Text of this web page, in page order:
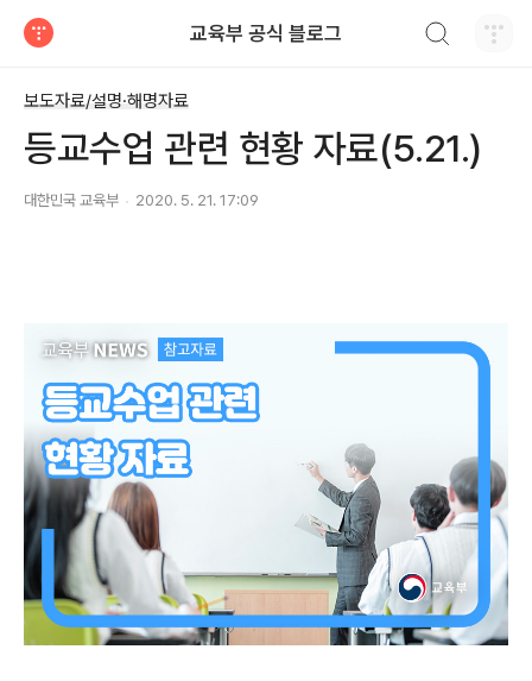
교육부 공식 블로그
보도자료/설명·해명자료
등교수업 관련 현황 자료(5.21.)
대한민국 교육부 2020. 5. 21. 17:09